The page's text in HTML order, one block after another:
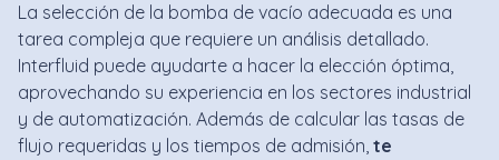
La selección de la bomba de vacío adecuada es una
tarea compleja que requiere un análisis detallado.
Interfluid puede ayudarte a hacer la elección óptima,
aprovechando su experiencia en los sectores industrial
y de automatización. Además de calcular las tasas de
flujo requeridas y los tiempos de admisión, te